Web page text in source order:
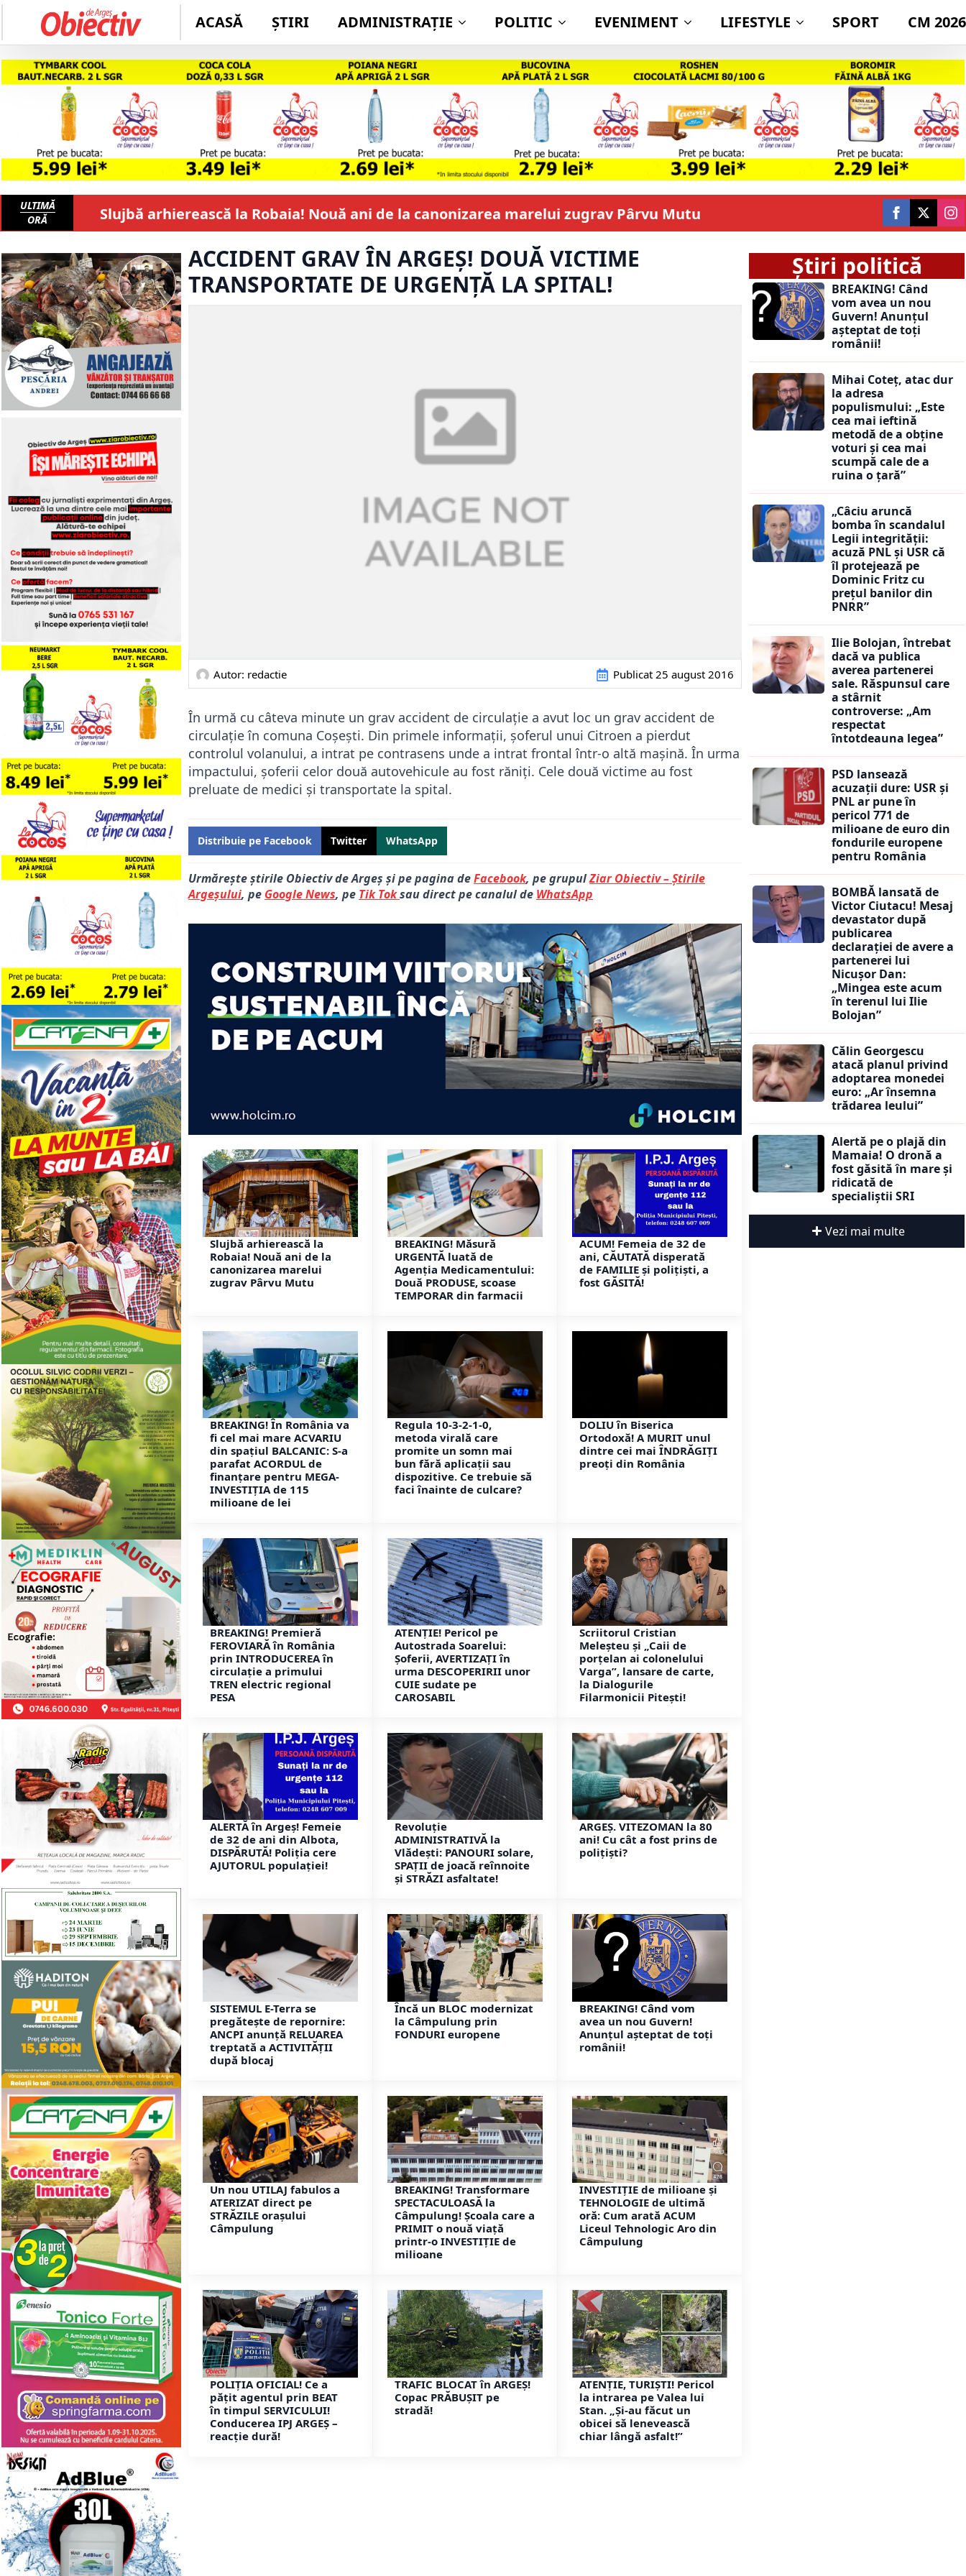
ACASĂ ȘTIRI ADMINISTRAŢIE POLITIC EVENIMENT LIFESTYLE SPORT CM 2026
ULTIMĂ
ORĂ
Slujbă arhierească la Robaia! Nouă ani de la canonizarea marelui zugrav Pârvu Mutu
ACCIDENT GRAV ÎN ARGEȘ! DOUĂ VICTIME
TRANSPORTATE DE URGENȚĂ LA SPITAL!
Autor: redactie Publicat 25 august 2016
În urmă cu câteva minute un grav accident de circulație a avut loc un grav accident de
circulație în comuna Coșești. Din primele informații, șoferul unui Citroen a pierdut
controlul volanului, a intrat pe contrasens unde a intrat frontal într-o altă mașină. În urma
impactului, șoferii celor două autovehicule au fost răniți. Cele două victime au fost
preluate de medici și transportate la spital.
Distribuie pe Facebook Twitter WhatsApp
Urmărește știrile Obiectiv de Argeș și pe pagina deFacebook, pe grupulZiar Obiectiv – Știrile
Argeșului, pe Google News, pe Tik Toksau direct pe canalul de WhatsApp
Slujbă arhierească la
Robaia! Nouă ani de la
canonizarea marelui
zugrav Pârvu Mutu
BREAKING! Măsură
URGENTĂ luată de
Agenția Medicamentului:
Două PRODUSE, scoase
TEMPORAR din farmacii
ACUM! Femeia de 32 de
ani, CĂUTATĂ disperată
de FAMILIE și polițiști, a
fost GĂSITĂ!
BREAKING! În România va
fi cel mai mare ACVARIU
din spațiul BALCANIC: S-a
parafat ACORDUL de
finanțare pentru MEGA-
INVESTIȚIA de 115
milioane de lei
Regula 10-3-2-1-0,
metoda virală care
promite un somn mai
bun fără aplicații sau
dispozitive. Ce trebuie să
faci înainte de culcare?
DOLIU în Biserica
Ortodoxă! A MURIT unul
dintre cei mai ÎNDRĂGIȚI
preoți din România
BREAKING! Premieră
FEROVIARĂ în România
prin INTRODUCEREA în
circulație a primului
TREN electric regional
PESA
ATENȚIE! Pericol pe
Autostrada Soarelui:
Șoferii, AVERTIZAȚI în
urma DESCOPERIRII unor
CUIE sudate pe
CAROSABIL
Scriitorul Cristian
Meleșteu și „Caii de
porțelan ai colonelului
Varga”, lansare de carte,
la Dialogurile
Filarmonicii Pitești!
ALERTĂ în Argeș! Femeie
de 32 de ani din Albota,
DISPĂRUTĂ! Poliția cere
AJUTORUL populației!
Revoluție
ADMINISTRATIVĂ la
Vlădești: PANOURI solare,
SPAȚII de joacă reînnoite
și STRĂZI asfaltate!
ARGEȘ. VITEZOMAN la 80
ani! Cu cât a fost prins de
polițiști?
SISTEMUL E-Terra se
pregătește de repornire:
ANCPI anunță RELUAREA
treptată a ACTIVITĂȚII
după blocaj
Încă un BLOC modernizat
la Câmpulung prin
FONDURI europene
BREAKING! Când vom
avea un nou Guvern!
Anunțul așteptat de toți
românii!
Un nou UTILAJ fabulos a
ATERIZAT direct pe
STRĂZILE orașului
Câmpulung
BREAKING! Transformare
SPECTACULOASĂ la
Câmpulung! Școala care a
PRIMIT o nouă viață
printr-o INVESTIȚIE de
milioane
INVESTIȚIE de milioane și
TEHNOLOGIE de ultimă
oră: Cum arată ACUM
Liceul Tehnologic Aro din
Câmpulung
POLIȚIA OFICIAL! Ce a
pățit agentul prin BEAT
în timpul SERVICULUI!
Conducerea IPJ ARGEȘ –
reacție dură!
TRAFIC BLOCAT în ARGEȘ!
Copac PRĂBUȘIT pe
stradă!
ATENȚIE, TURIȘTI! Pericol
la intrarea pe Valea lui
Stan. „Și-au făcut un
obicei să lenevească
chiar lângă asfalt!”
Știri politică
BREAKING! Când
vom avea un nou
Guvern! Anunțul
așteptat de toți
românii!
Mihai Coteț, atac dur
la adresa
populismului: „Este
cea mai ieftină
metodă de a obține
voturi și cea mai
scumpă cale de a
ruina o țară”
„Câciu aruncă
bomba în scandalul
Legii integrității:
acuză PNL și USR că
îl protejează pe
Dominic Fritz cu
prețul banilor din
PNRR”
Ilie Bolojan, întrebat
dacă va publica
averea partenerei
sale. Răspunsul care
a stârnit
controverse: „Am
respectat
întotdeauna legea”
PSD lansează
acuzații dure: USR și
PNL ar pune în
pericol 771 de
milioane de euro din
fondurile europene
pentru România
BOMBĂ lansată de
Victor Ciutacu! Mesaj
devastator după
publicarea
declarației de avere a
partenerei lui
Nicușor Dan:
„Mingea este acum
în terenul lui Ilie
Bolojan”
Călin Georgescu
atacă planul privind
adoptarea monedei
euro: „Ar însemna
trădarea leului”
Alertă pe o plajă din
Mamaia! O dronă a
fost găsită în mare și
ridicată de
specialiștii SRI
Vezi mai multe